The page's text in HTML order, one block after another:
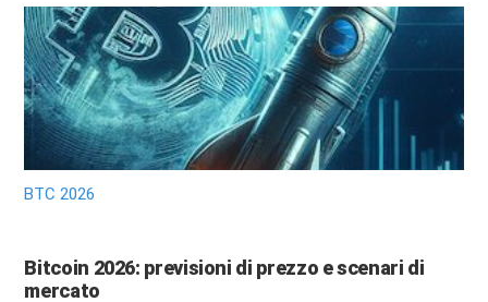
BTC 2026
Bitcoin 2026: previsioni di prezzo e scenari di
mercato